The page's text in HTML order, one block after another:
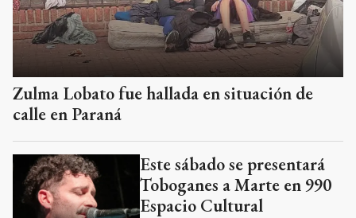
Zulma Lobato fue hallada en situación de
calle en Paraná
Este sábado se presentará
Toboganes a Marte en 990
Espacio Cultural